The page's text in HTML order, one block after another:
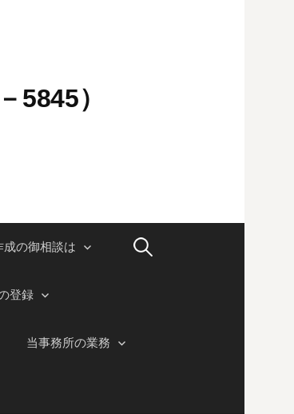
5845）
成の御相談は
登録
当事務所の業務
検